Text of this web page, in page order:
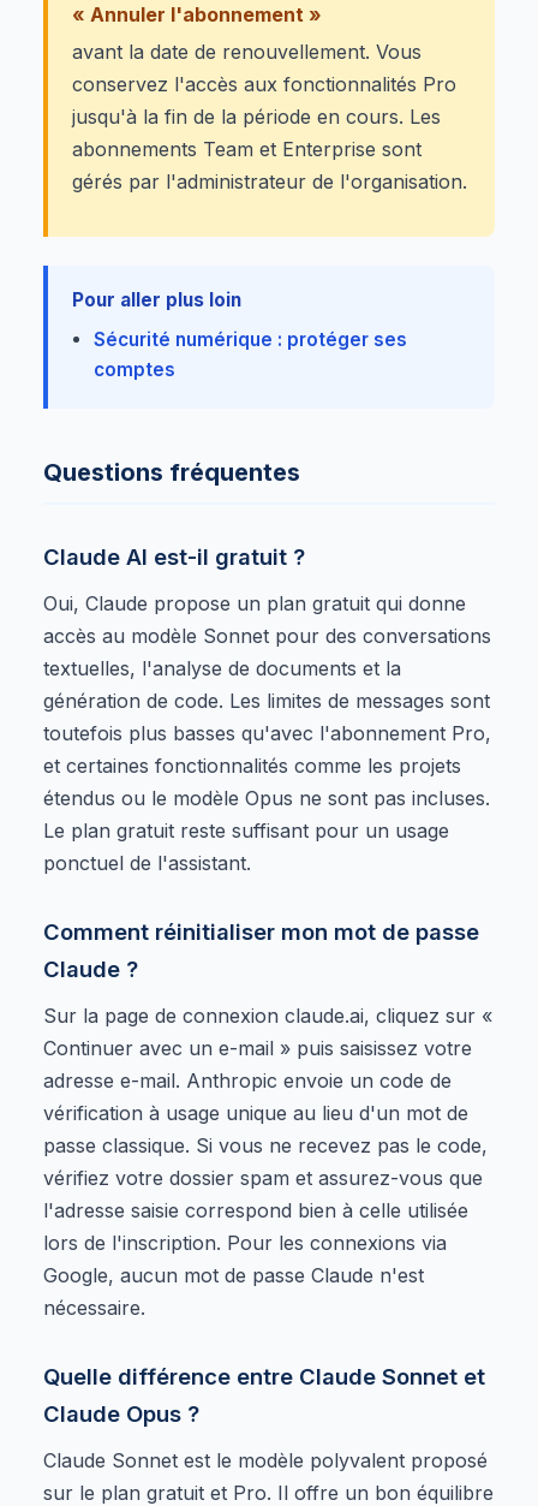
« Annuler l'abonnement »
avant la date de renouvellement. Vous
conservez l'accès aux fonctionnalités Pro
jusqu'à la fin de la période en cours. Les
abonnements Team et Enterprise sont
gérés par l'administrateur de l'organisation.
Pour aller plus loin
Sécurité numérique : protéger ses
comptes
Questions fréquentes
Claude AI est-il gratuit ?
Oui, Claude propose un plan gratuit qui donne
accès au modèle Sonnet pour des conversations
textuelles, l'analyse de documents et la
génération de code. Les limites de messages sont
toutefois plus basses qu'avec l'abonnement Pro,
et certaines fonctionnalités comme les projets
étendus ou le modèle Opus ne sont pas incluses.
Le plan gratuit reste suffisant pour un usage
ponctuel de l'assistant.
Comment réinitialiser mon mot de passe
Claude ?
Sur la page de connexion claude.ai, cliquez sur «
Continuer avec un e-mail » puis saisissez votre
adresse e-mail. Anthropic envoie un code de
vérification à usage unique au lieu d'un mot de
passe classique. Si vous ne recevez pas le code,
vérifiez votre dossier spam et assurez-vous que
l'adresse saisie correspond bien à celle utilisée
lors de l'inscription. Pour les connexions via
Google, aucun mot de passe Claude n'est
nécessaire.
Quelle différence entre Claude Sonnet et
Claude Opus ?
Claude Sonnet est le modèle polyvalent proposé
sur le plan gratuit et Pro. Il offre un bon équilibre